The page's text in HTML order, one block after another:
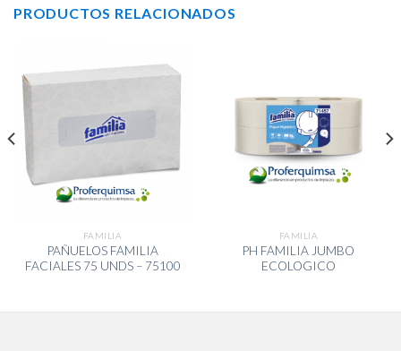
PRODUCTOS RELACIONADOS
FAMILIA
PAÑUELOS FAMILIA
FACIALES 75 UNDS – 75100
FAMILIA
PH FAMILIA JUMBO
ECOLOGICO